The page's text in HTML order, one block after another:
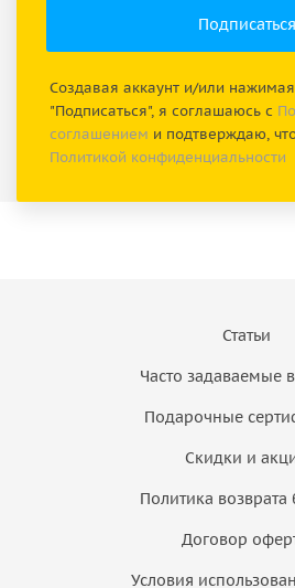
Создавая аккаунт и/или
"Подписаться", я соглашаюсь с
соглашением и подтверждаю,
Политикой конфиденциальности
Статьи
Часто задаваемые
Подарочные
Скидки и
Политика возврата
Договор
Условия